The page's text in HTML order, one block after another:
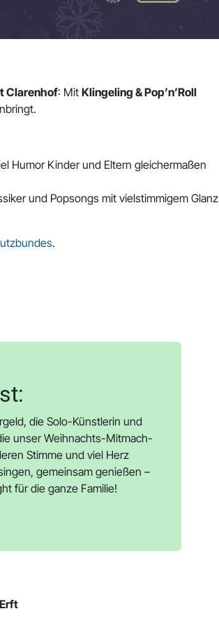
Clarenhof: Mit Klingeling & Pop’n’Roll
Humor Kinder und Eltern gleichermaßen
und Popsongs mit vielstimmigem Glanz
.
die Solo-Künstlerin und
unser Weihnachts-Mitmach-
Stimme und viel Herz
gemeinsam genießen –
für die ganze Familie!